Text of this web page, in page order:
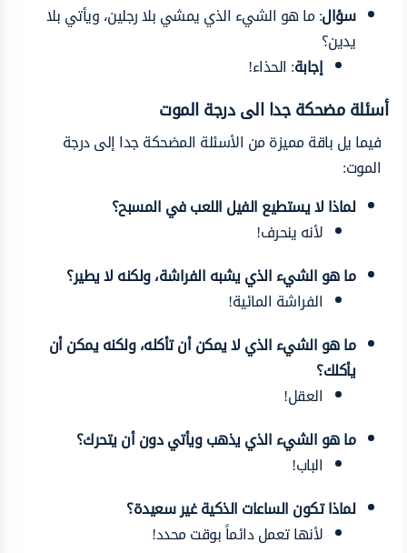
سؤال: ما هو الشيء الذي يمشي بلا رجلين، ويأتي بلا
يدين؟
إجابة: الحذاء!
أسئلة مضحكة جدا الى درجة الموت
فيما يل باقة مميزة من الأسئلة المضحكة جدا إلى درجة
الموت:
لماذا لا يستطيع الفيل اللعب في المسبح؟
لأنه ينحرف!
ما هو الشيء الذي يشبه الفراشة، ولكنه لا يطير؟
الفراشة المائية!
ما هو الشيء الذي لا يمكن أن تأكله، ولكنه يمكن أن
يأكلك؟
العقل!
ما هو الشيء الذي يذهب ويأتي دون أن يتحرك؟
الباب!
لماذا تكون الساعات الذكية غير سعيدة؟
لأنها تعمل دائماً بوقت محدد!